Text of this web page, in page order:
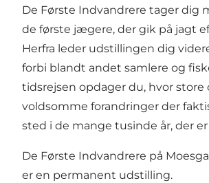
De Første Indvandrere tager dig
de første jægere, der gik på jagt
Herfra leder udstillingen dig
forbi blandt andet samlere og
tidsrejsen opdager du, hvor store
voldsomme forandringer der
sted i de mange tusinde år, der
De Første Indvandrere på
er en permanent udstilling.